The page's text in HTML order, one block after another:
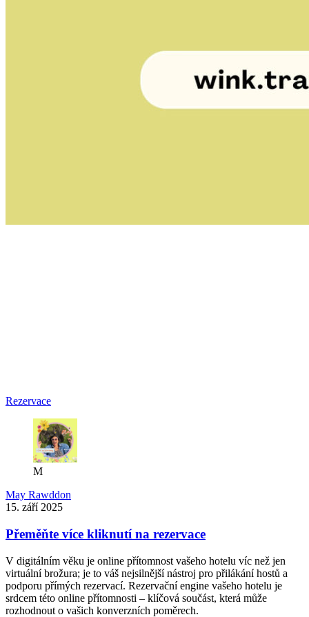
Rezervace
M
May Rawddon
15. září 2025
Přeměňte více kliknutí na rezervace
V digitálním věku je online přítomnost vašeho hotelu víc než jen
virtuální brožura; je to váš nejsilnější nástroj pro přilákání hostů a
podporu přímých rezervací. Rezervační engine vašeho hotelu je
srdcem této online přítomnosti – klíčová součást, která může
rozhodnout o vašich konverzních poměrech.